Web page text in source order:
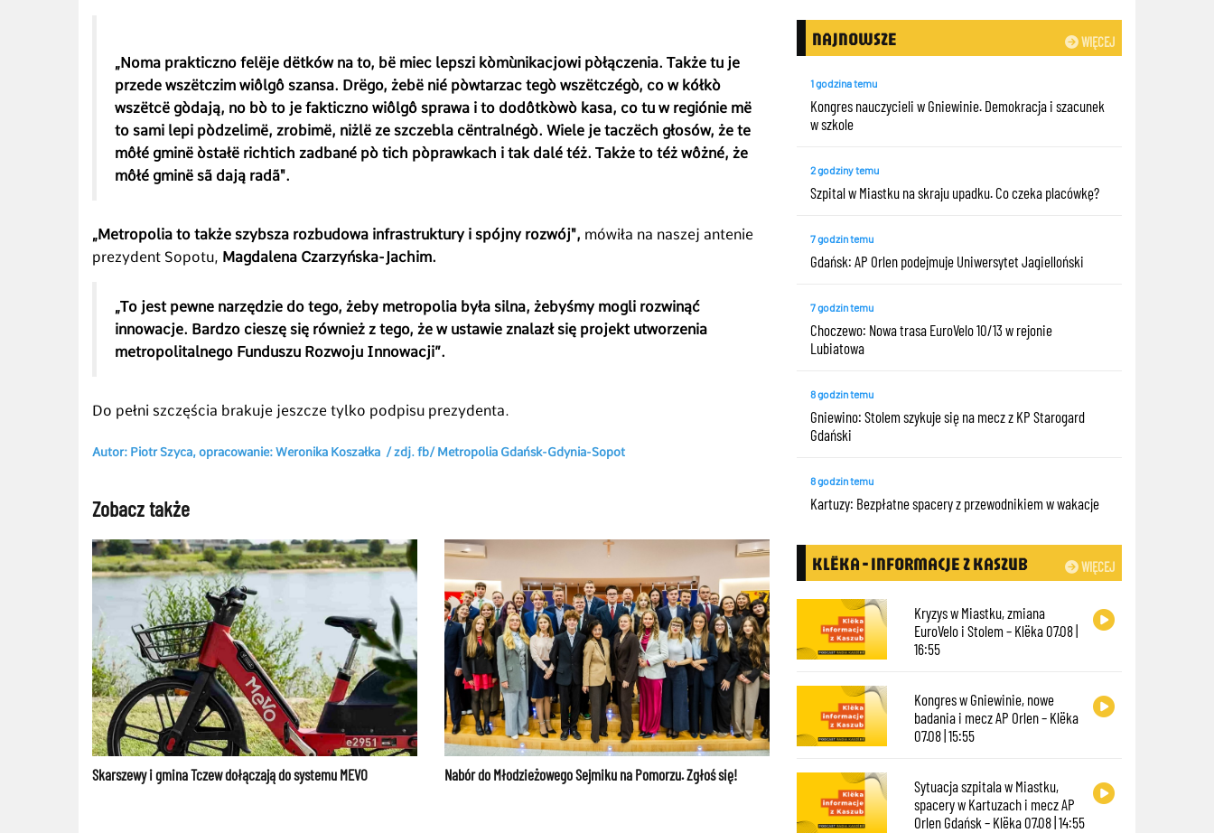
„Noma prakticzno felëje dëtków na to, bë miec lepszi kòmùnikacjowi pòłączenia. Także tu je
przede wszëtczim wiôlgô szansa. Drëgo, żebë nié pòwtarzac tegò wszëtczégò, co w kółkò
wszëtcë gòdają, no bò to je fakticzno wiôlgô sprawa i to dodôtkòwò kasa, co tu w regiónie më
to sami lepi pòdzelimë, zrobimë, niżlë ze szczebla cëntralnégò. Wiele je taczëch głosów, że te
môłé gminë òstałë richtich zadbané pò tich pòprawkach i tak dalé téż. Także to téż wôżné, że
môłé gminë sã dają radã".
„Metropolia to także szybsza rozbudowa infrastruktury i spójny rozwój", mówiła na naszej antenie
prezydent Sopotu, Magdalena Czarzyńska-Jachim.
„To jest pewne narzędzie do tego, żeby metropolia była silna, żebyśmy mogli rozwinąć
innowacje. Bardzo cieszę się również z tego, że w ustawie znalazł się projekt utworzenia
metropolitalnego Funduszu Rozwoju Innowacji”.
Do pełni szczęścia brakuje jeszcze tylko podpisu prezydenta.
Autor: Piotr Szyca, opracowanie: Weronika Koszałka / zdj. fb/ Metropolia Gdańsk-Gdynia-Sopot
Zobacz także
Skarszewy i gmina Tczew dołączają do systemu MEVO Nabór do Młodzieżowego Sejmiku na Pomorzu. Zgłoś się!
WIĘCEJ
NAJNOWSZE
1 godzina temu
Kongres nauczycieli w Gniewinie. Demokracja i szacunek
w szkole
2 godziny temu
Szpital w Miastku na skraju upadku. Co czeka placówkę?
7 godzin temu
Gdańsk: AP Orlen podejmuje Uniwersytet Jagielloński
7 godzin temu
Choczewo: Nowa trasa EuroVelo 10/13 w rejonie
Lubiatowa
8 godzin temu
Gniewino: Stolem szykuje się na mecz z KP Starogard
Gdański
8 godzin temu
Kartuzy: Bezpłatne spacery z przewodnikiem w wakacje
WIĘCEJ
KLËKA - INFORMACJE Z KASZUB
Kryzys w Miastku, zmiana
EuroVelo i Stolem – Klëka 07.08 |
16:55
Kongres w Gniewinie, nowe
badania i mecz AP Orlen – Klëka
07.08 | 15:55
Sytuacja szpitala w Miastku,
spacery w Kartuzach i mecz AP
Orlen Gdańsk – Klëka 07.08 | 14:55